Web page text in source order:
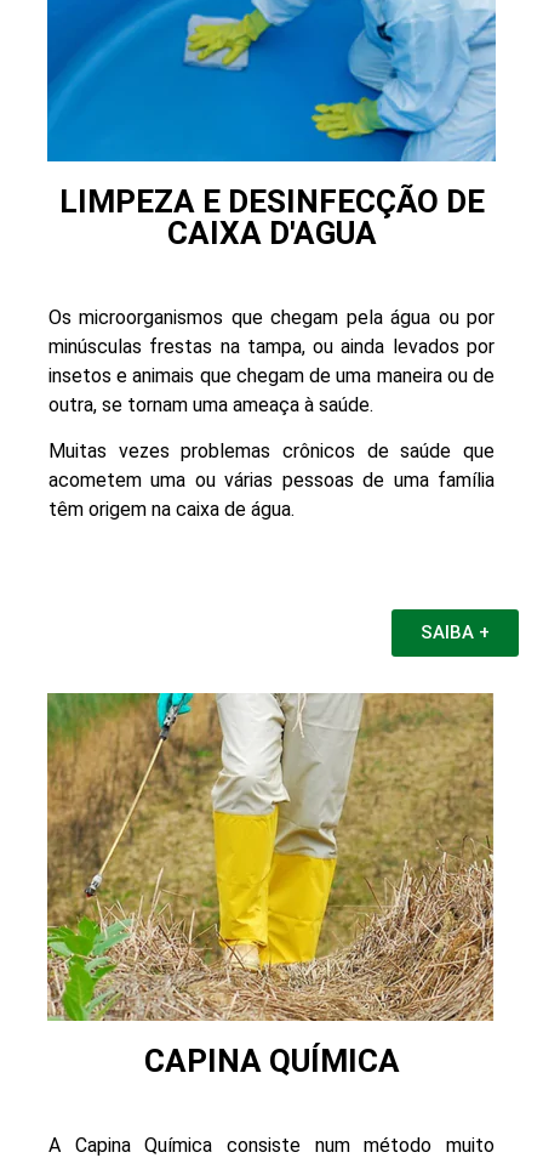
LIMPEZA E DESINFECÇÃO DE
CAIXA D'AGUA
Os microorganismos que chegam pela água ou por
minúsculas frestas na tampa, ou ainda levados por
insetos e animais que chegam de uma maneira ou de
outra, se tornam uma ameaça à saúde.
Muitas vezes problemas crônicos de saúde que
acometem uma ou várias pessoas de uma família
têm origem na caixa de água.
SAIBA +
CAPINA QUÍMICA
A Capina Química consiste num método muito